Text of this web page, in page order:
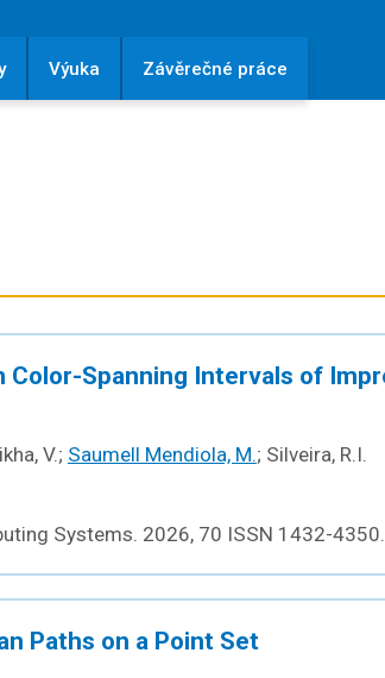
Výuka Závěrečné práce
Color-Spanning Intervals of
V.; Saumell Mendiola, M.; Silveira, R.I.
Systems. 2026, 70 ISSN 1432-4350.
Paths on a Point Set